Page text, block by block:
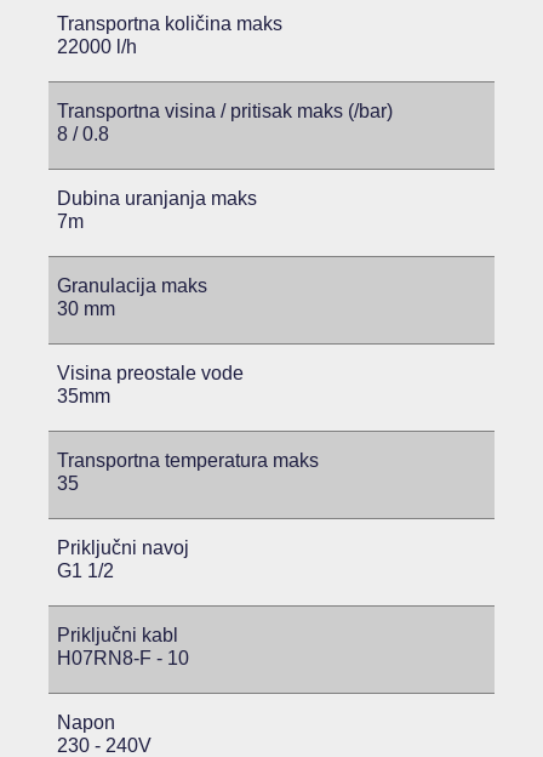
Transportna količina maks
22000 l/h
Transportna visina / pritisak maks (/bar)
8 / 0.8
Dubina uranjanja maks
7m
Granulacija maks
30 mm
Visina preostale vode
35mm
Transportna temperatura maks
35
Priključni navoj
G1 1/2
Priključni kabl
H07RN8-F - 10
Napon
230 - 240V